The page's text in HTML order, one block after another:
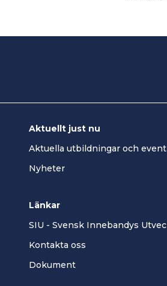
Aktuellt just nu
Aktuella utbildningar och event
Nyheter
Länkar
SIU - Svensk Innebandys
Kontakta oss
Dokument